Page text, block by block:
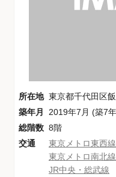
所在地 東京都千代田区
築年月
2019年7月 (築7
総階数 8階
交通
東京メトロ東西線
東京メトロ南北線
JR中央・総武線